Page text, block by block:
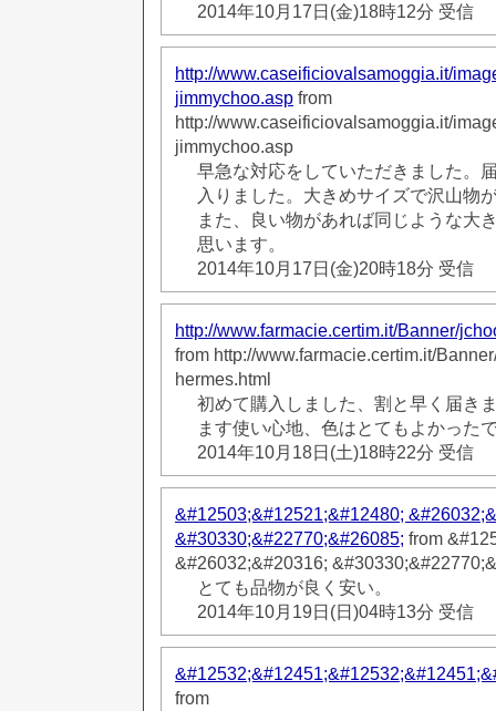
2014年10月17日(金)18時12分 受信
http://www.caseificiovalsamoggia.it/
jimmychoo.asp from
http://www.caseificiovalsamoggia.it/
jimmychoo.asp
早急な対応をしていただきました。
入りました。大きめサイズで沢山物
また、良い物があれば同じような大
思います。
2014年10月17日(金)20時18分 受信
http://www.farmacie.certim.it/Banner/
from http://www.farmacie.certim.it/
hermes.html
初めて購入しました、割と早く届き
ます使い心地、色はとてもよかった
2014年10月18日(土)18時22分 受信
&#12503;&#12521;&#12480;
&#30330;&#22770;&#26085; from
&#26032;&#20316;
とても品物が良く安い。
2014年10月19日(日)04時13分 受信
from